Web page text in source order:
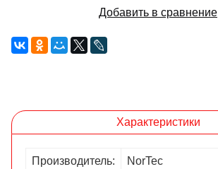
Добавить в сравнение
Характеристики
Производитель: NorTec